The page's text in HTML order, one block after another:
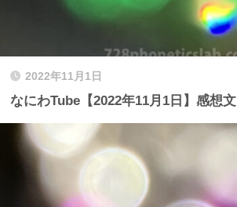
2022年11月1日
なにわTube【2022年11月1日】感想文